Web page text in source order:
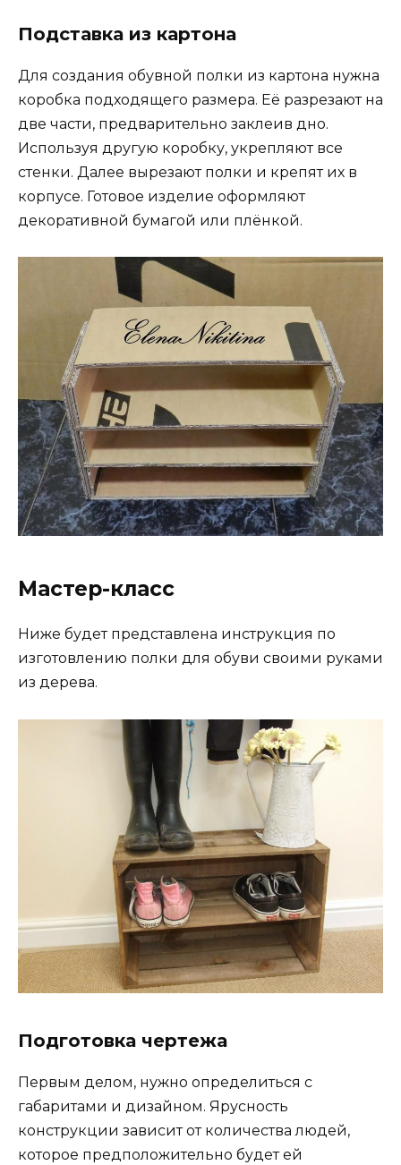
Подставка из картона
Для создания обувной полки из картона нужна
коробка подходящего размера. Её разрезают на
две части, предварительно заклеив дно.
Используя другую коробку, укрепляют все
стенки. Далее вырезают полки и крепят их в
корпусе. Готовое изделие оформляют
декоративной бумагой или плёнкой.
Мастер-класс
Ниже будет представлена инструкция по
изготовлению полки для обуви своими руками
из дерева.
Подготовка чертежа
Первым делом, нужно определиться с
габаритами и дизайном. Ярусность
конструкции зависит от количества людей,
которое предположительно будет ей